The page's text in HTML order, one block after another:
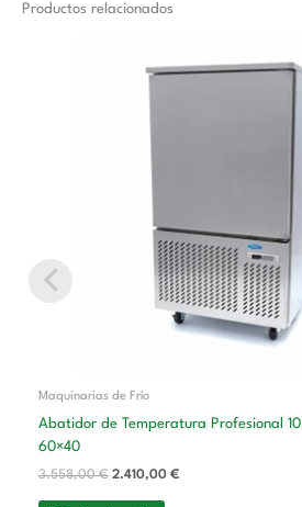
Productos relacionados
Maquinarias de Frío
Abatidor de Temperatura Profesional
60×40
3.558,00€
original
2.410,00 €